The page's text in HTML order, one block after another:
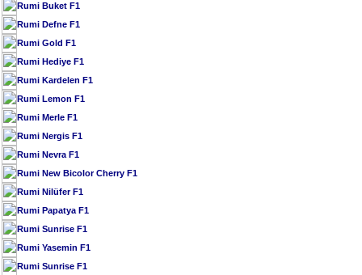
Rumi Buket F1
Rumi Defne F1
Rumi Gold F1
Rumi Hediye F1
Rumi Kardelen F1
Rumi Lemon F1
Rumi Merle F1
Rumi Nergis F1
Rumi Nevra F1
Rumi New Bicolor Cherry F1
Rumi Nilüfer F1
Rumi Papatya F1
Rumi Sunrise F1
Rumi Yasemin F1
Rumi Sunrise F1